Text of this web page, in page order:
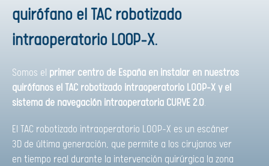
quirófano el TAC robotizado
intraoperatorio LOOP-X.
Somos el primer centro de España en instalar en nuestros
quirófanos el TAC robotizado intraoperatorio LOOP-X y el
sistema de navegación intraoperatoria CURVE 2.0.
El TAC robotizado intraoperatorio LOOP-X es un escáner
3D de última generación, que permite a los cirujanos ver
en tiempo real durante la intervención quirúrgica la zona